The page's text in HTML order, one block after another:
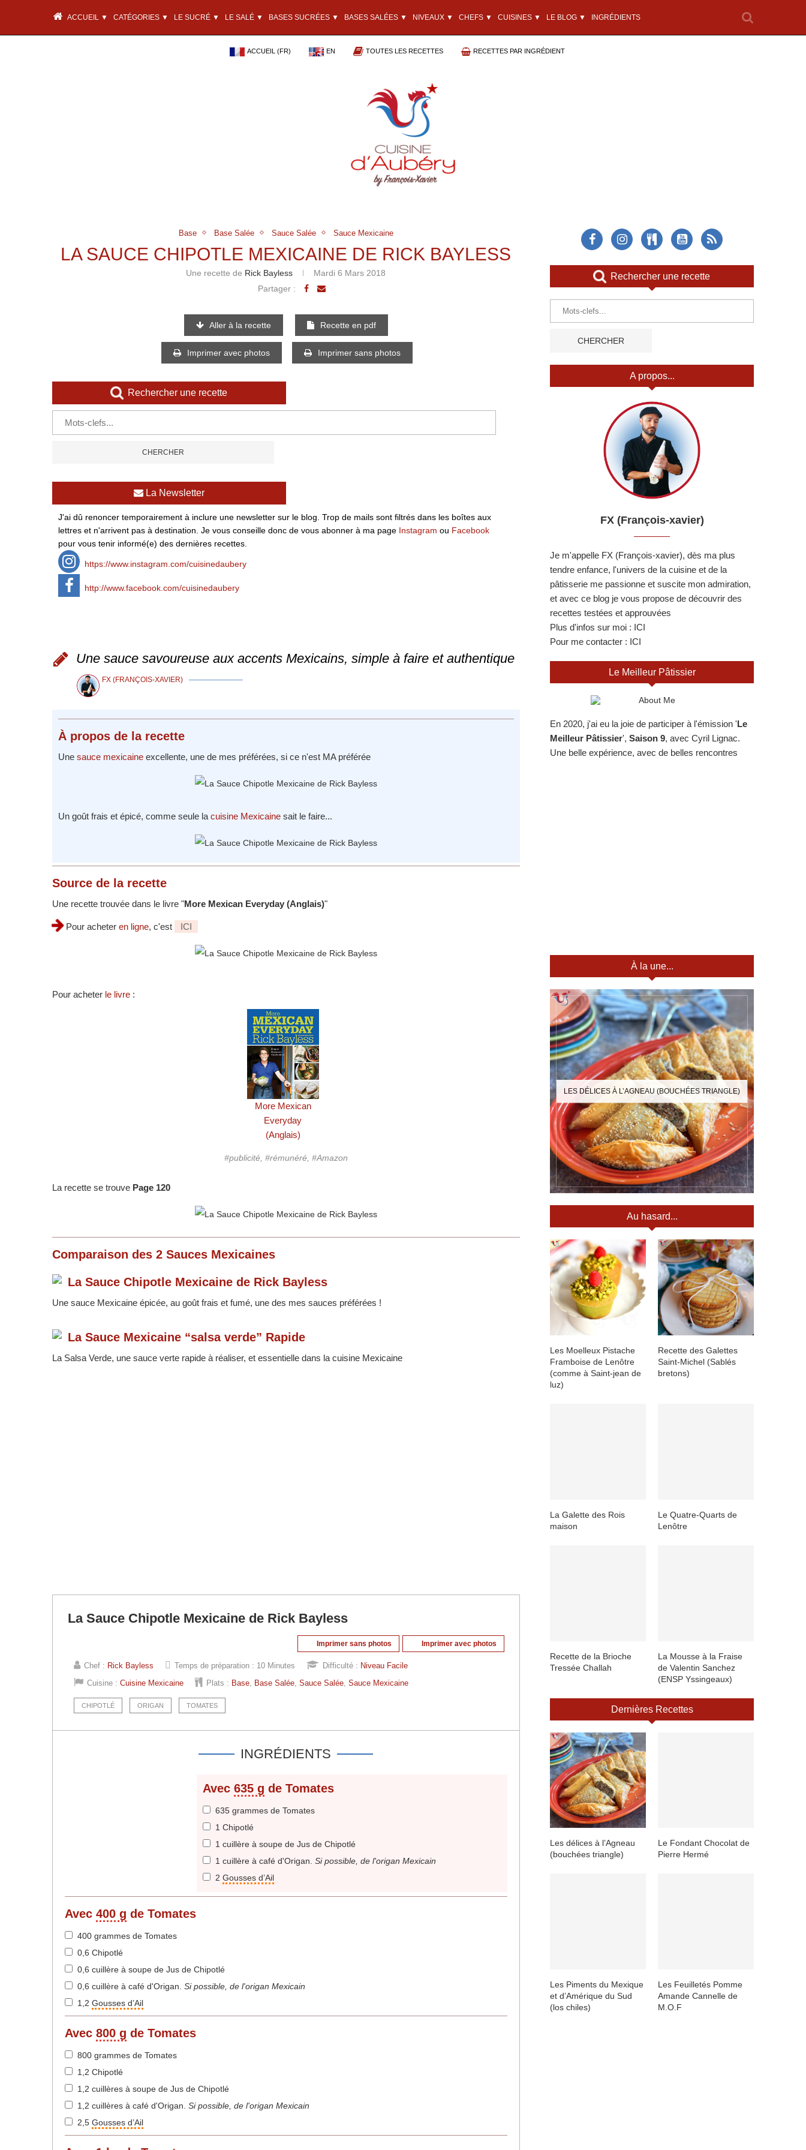
ACCUEIL ▼ CATÉGORIES ▼ LE SUCRÉ ▼ LE SALÉ ▼ BASES SUCRÉES ▼ BASES SALÉES ▼ NIVEAUX ▼ CHEFS ▼ CUISINES ▼ LE BLOG ▼ INGRÉDIENTS
ACCUEIL (FR) EN TOUTES LES RECETTES RECETTES PAR INGRÉDIENT
Base Base Salée Sauce Salée Sauce Mexicaine
LA SAUCE CHIPOTLE MEXICAINE DE RICK BAYLESS
Une recette de Rick Bayless
Mardi 6 Mars 2018
Partager :
Aller à la recette Recette en pdf
Imprimer avec photos Imprimer sans photos
Rechercher une recette
La Newsletter
J'ai dû renoncer temporairement à inclure une newsletter sur le blog. Trop de mails sont filtrés dans les boîtes aux
lettres et n'arrivent pas à destination. Je vous conseille donc de vous abonner à ma page Instagram ou Facebook
pour vous tenir informé(e) des dernières recettes.
https://www.instagram.com/cuisinedaubery
http://www.facebook.com/cuisinedaubery
Une sauce savoureuse aux accents Mexicains, simple à faire et authentique
FX (FRANÇOIS-XAVIER)
À propos de la recette
Une sauce mexicaine excellente, une de mes préférées, si ce n'est MA préférée
Un goût frais et épicé, comme seule la cuisine Mexicaine sait le faire...
Source de la recette
Une recette trouvée dans le livre "More Mexican Everyday (Anglais)"
Pour acheter en ligne, c'est ICI
Pour acheter le livre :
More Mexican
Everyday
(Anglais)
#publicité, #rémunéré, #Amazon
La recette se trouve Page 120
Comparaison des 2 Sauces Mexicaines
La Sauce Chipotle Mexicaine de Rick Bayless
Une sauce Mexicaine épicée, au goût frais et fumé, une des mes sauces préférées !
La Sauce Mexicaine “salsa verde” Rapide
La Salsa Verde, une sauce verte rapide à réaliser, et essentielle dans la cuisine Mexicaine
La Sauce Chipotle Mexicaine de Rick Bayless
Imprimer avec photos
Imprimer sans photos
Chef : Rick Bayless Temps de préparation : 10 Minutes Difficulté : Niveau Facile
Cuisine : Cuisine Mexicaine Plats : Base, Base Salée, Sauce Salée, Sauce Mexicaine
CHIPOTLÉ ORIGAN TOMATES
INGRÉDIENTS
Avec 635 g de Tomates
635 grammes de Tomates
1 Chipotlé
1 cuillère à soupe de Jus de Chipotlé
1 cuillère à café d'Origan Si possible, de l'origan Mexicain
2 Gousses d’Ail
Avec 400 g de Tomates
400 grammes de Tomates
0,6 Chipotlé
0,6 cuillère à soupe de Jus de Chipotlé
0,6 cuillère à café d'Origan Si possible, de l'origan Mexicain
1,2 Gousses d’Ail
Avec 800 g de Tomates
800 grammes de Tomates
1,2 Chipotlé
1,2 cuillères à soupe de Jus de Chipotlé
1,2 cuillères à café d'Origan Si possible, de l'origan Mexicain
2,5 Gousses d’Ail
Rechercher une recette
A propos...
FX (François-xavier)
Je m'appelle FX (François-xavier), dès ma plus
tendre enfance, l'univers de la cuisine et de la
pâtisserie me passionne et suscite mon admiration,
et avec ce blog je vous propose de découvrir des
recettes testées et approuvées
Plus d'infos sur moi : ICI
Pour me contacter : ICI
Le Meilleur Pâtissier
En 2020, j'ai eu la joie de participer à l'émission 'Le
Meilleur Pâtissier', Saison 9, avec Cyril Lignac.
Une belle expérience, avec de belles rencontres
À la une...
LES DÉLICES À L’AGNEAU (BOUCHÉES TRIANGLE)
Au hasard...
Les Moelleux Pistache
Framboise de Lenôtre
(comme à Saint-jean de
luz)
Recette des Galettes
Saint-Michel (Sablés
bretons)
La Galette des Rois
maison
Le Quatre-Quarts de
Lenôtre
Recette de la Brioche
Tressée Challah
La Mousse à la Fraise
de Valentin Sanchez
(ENSP Yssingeaux)
Dernières Recettes
Les délices à l’Agneau
(bouchées triangle)
Le Fondant Chocolat de
Pierre Hermé
Les Piments du Mexique
et d’Amérique du Sud
(los chiles)
Les Feuilletés Pomme
Amande Cannelle de
M.O.F